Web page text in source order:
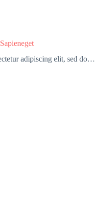
adipiscing elit, sed do…